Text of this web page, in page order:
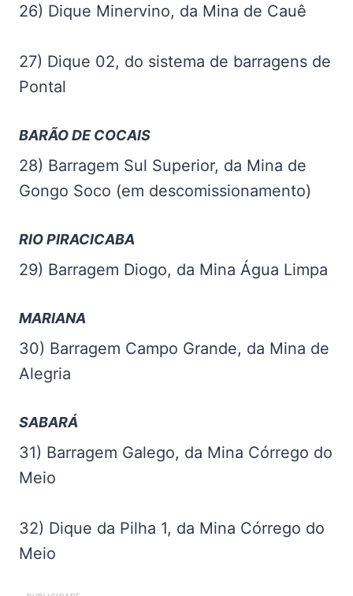
26) Dique Minervino, da Mina de Cauê
27) Dique 02, do sistema de barragens de
Pontal
BARÃO DE COCAIS
28) Barragem Sul Superior, da Mina de
Gongo Soco (em descomissionamento)
RIO PIRACICABA
29) Barragem Diogo, da Mina Água Limpa
MARIANA
30) Barragem Campo Grande, da Mina de
Alegria
SABARÁ
31) Barragem Galego, da Mina Córrego do
Meio
32) Dique da Pilha 1, da Mina Córrego do
Meio